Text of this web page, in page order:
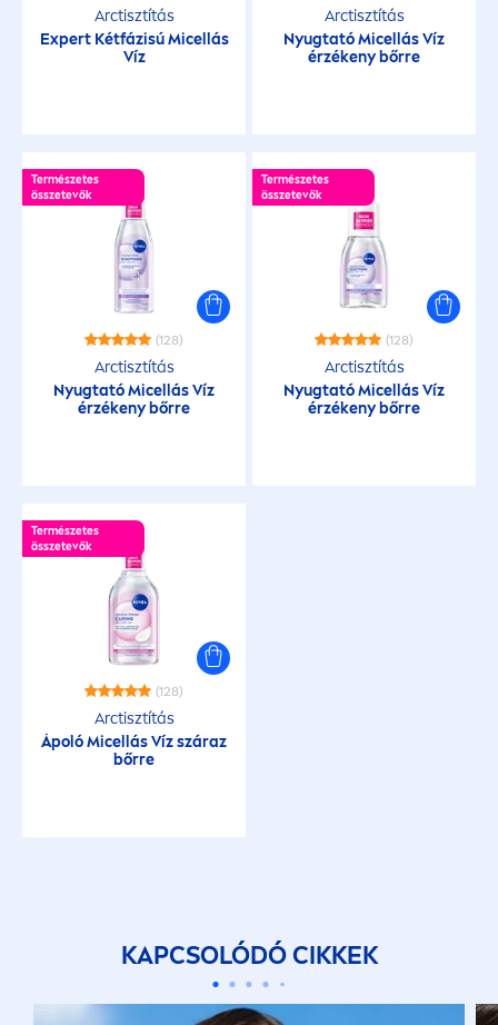
Arctisztítás
Expert Kétfázisú Micellás
Víz
Arctisztítás
Nyugtató Micellás Víz
érzékeny bőrre
Természetes
összetevők
(128)
Arctisztítás
Nyugtató Micellás Víz
érzékeny bőrre
Természetes
összetevők
(128)
Arctisztítás
Nyugtató Micellás Víz
érzékeny bőrre
Természetes
összetevők
(128)
Arctisztítás
Ápoló Micellás Víz száraz
bőrre
KAPCSOLÓDÓ CIKKEK